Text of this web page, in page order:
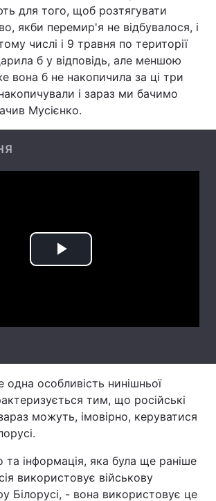
Регіони
Статті
Думки
для того, щоб розтягувати
якби перемир'я не відбувалося, і
числі і 9 травня по території
б у відповідь, але меншою
вона б не накопичила за ці три
і зараз ми бачимо
Мусієнко.
Play
особливість нинішньої
тим, що російські
можуть, імовірно, керуватися
інформація, яка була ще раніше
використовує військову
Білорусі, - вона використовує це